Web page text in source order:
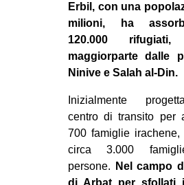
Erbil, con una
milioni, ha
120.000
maggiorparte dalle
Ninive e Salah al-Din.
Inizialmente
centro di transito per
700 famiglie irachene,
circa 3.000
persone. Nel campo